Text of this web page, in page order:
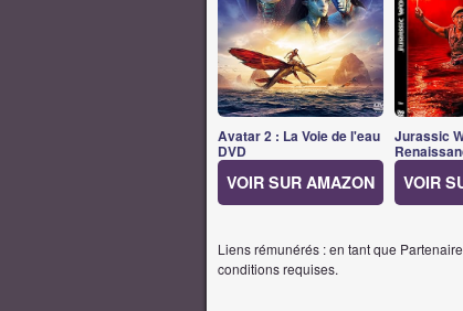
Avatar 2 : La Voie de l'eau
DVD
VOIR SUR AMAZON
Jurassic
VOIR
Liens rémunérés : en tant que
conditions requises.